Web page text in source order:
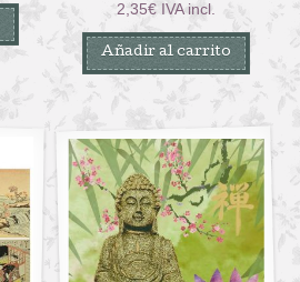
2,35€ IVA incl.
Añadir al carrito